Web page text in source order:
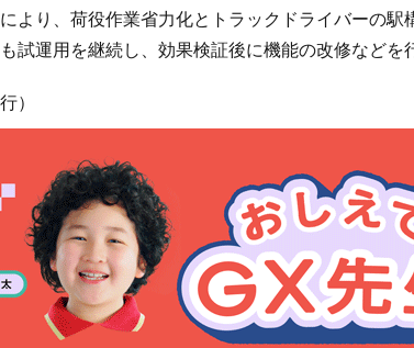
より、荷役作業省力化とトラックドライバーの
試運用を継続し、効果検証後に機能の改修などを
）